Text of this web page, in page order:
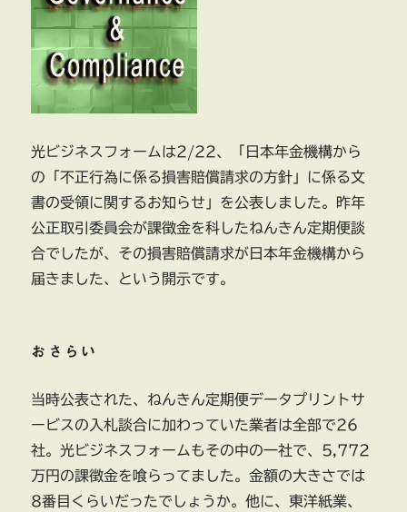
災
事
故
へ
の
光ビジネスフォームは2/22、「日本年金機構から
の「不正行為に係る損害賠償請求の方針」に係る文
書の受領に関するお知らせ」を公表しました。昨年
公正取引委員会が課徴金を科したねんきん定期便談
合でしたが、その損害賠償請求が日本年金機構から
届きました、という開示です。
おさらい
当時公表された、ねんきん定期便データプリントサ
ービスの入札談合に加わっていた業者は全部で26
社。光ビジネスフォームもその中の一社で、5,772
万円の課徴金を喰らってました。金額の大きさでは
8番目くらいだったでしょうか。他に、東洋紙業、